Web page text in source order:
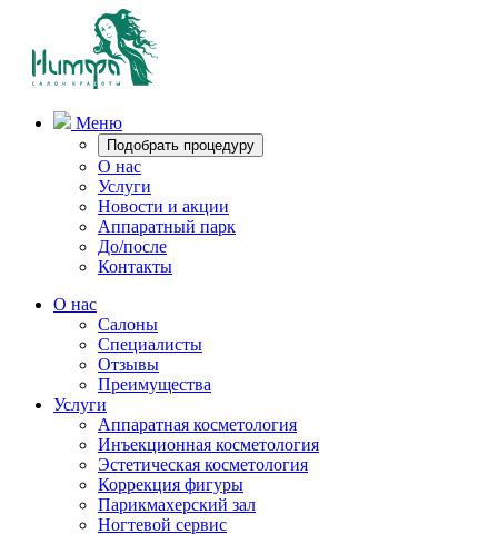
Меню
Подобрать процедуру
О нас
Услуги
Новости и акции
Аппаратный парк
До/после
Контакты
О нас
Салоны
Специалисты
Отзывы
Преимущества
Услуги
Аппаратная косметология
Инъекционная косметология
Эстетическая косметология
Коррекция фигуры
Парикмахерский зал
Ногтевой сервис